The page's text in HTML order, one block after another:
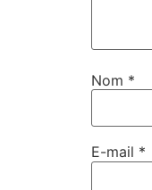
Nom *
E-mail *